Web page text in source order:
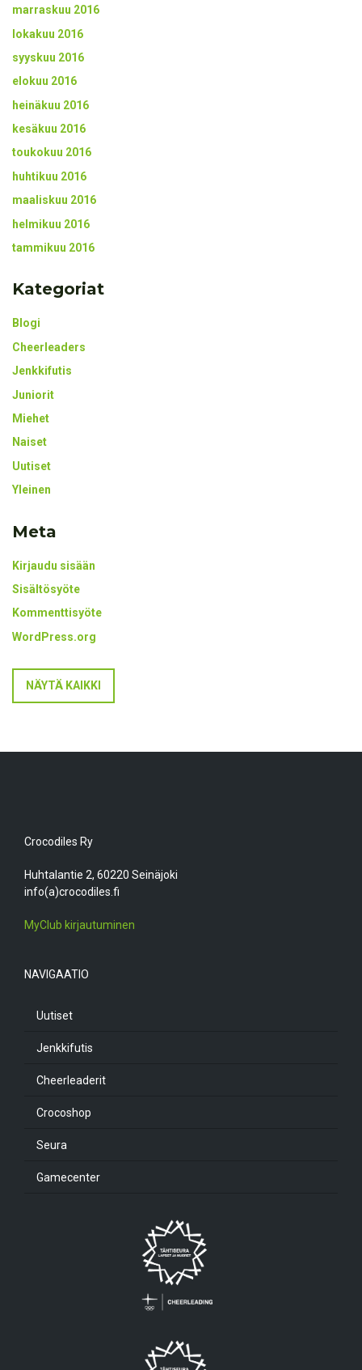
marraskuu 2016
lokakuu 2016
syyskuu 2016
elokuu 2016
heinäkuu 2016
kesäkuu 2016
toukokuu 2016
huhtikuu 2016
maaliskuu 2016
helmikuu 2016
tammikuu 2016
Kategoriat
Blogi
Cheerleaders
Jenkkifutis
Juniorit
Miehet
Naiset
Uutiset
Yleinen
Meta
Kirjaudu sisään
Sisältösyöte
Kommenttisyöte
WordPress.org
NÄYTÄ KAIKKI
Crocodiles Ry
Huhtalantie 2, 60220 Seinäjoki
info(a)crocodiles.fi
MyClub kirjautuminen
NAVIGAATIO
Uutiset
Jenkkifutis
Cheerleaderit
Crocoshop
Seura
Gamecenter